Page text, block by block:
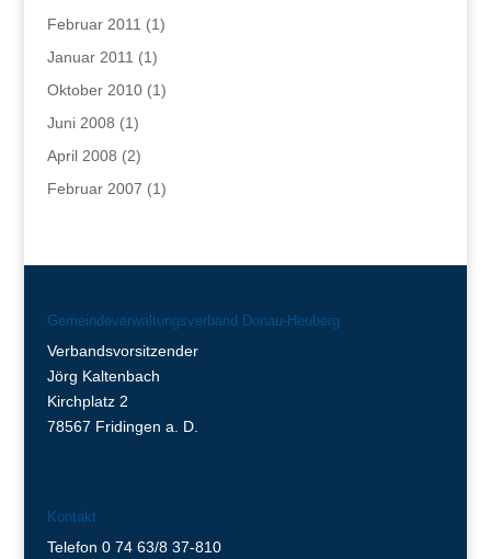
Februar 2011 (1)
Januar 2011 (1)
Oktober 2010(1)
Juni 2008 (1)
April 2008 (2)
Februar 2007 (1)
Gemeindeverwaltungsverband Donau-Heuberg
Verbandsvorsitzender
Jörg Kaltenbach
Kirchplatz 2
78567 Fridingen a. D.
Kontakt
Telefon 0 74 63/8 37-810